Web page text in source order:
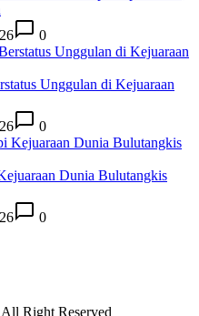
0
Unggulan di Kejuaraan
0
Dunia Bulutangkis
0
Right Reserved